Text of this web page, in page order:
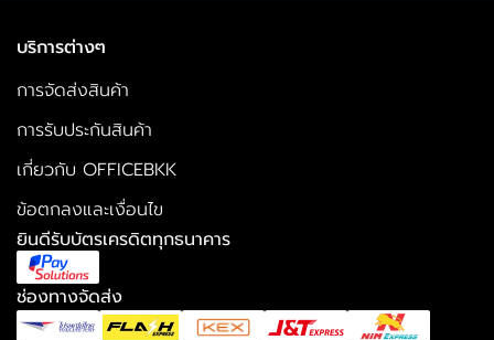
บริการต่างๆ
การจัดส่งสินค้า
การรับประกันสินค้า
เกี่ยวกับ OFFICEBKK
ข้อตกลงและเงื่อนไข
ยินดีรับบัตรเครดิตทุกธนาคาร
ช่องทางจัดส่ง